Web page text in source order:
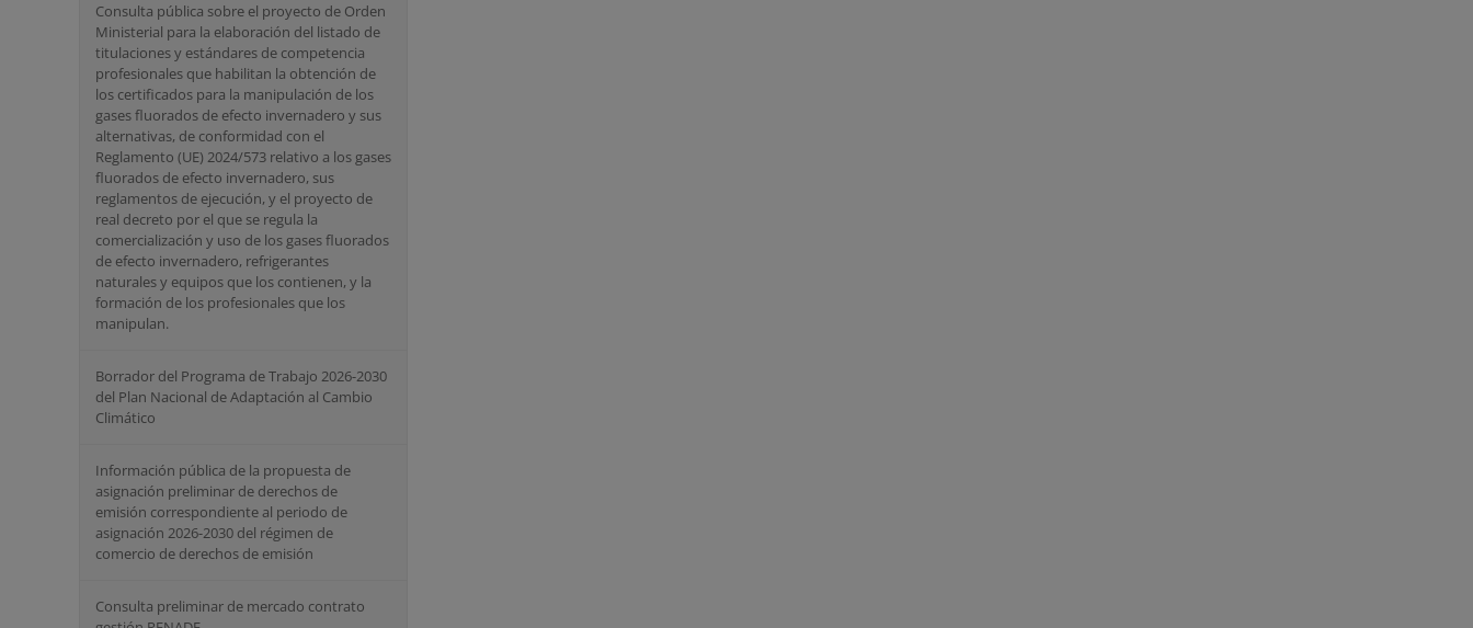
Consulta pública sobre el proyecto de Orden
Ministerial para la elaboración del listado de
titulaciones y estándares de competencia
profesionales que habilitan la obtención de
los certificados para la manipulación de los
gases fluorados de efecto invernadero y sus
alternativas, de conformidad con el
Reglamento (UE) 2024/573 relativo a los gases
fluorados de efecto invernadero, sus
reglamentos de ejecución, y el proyecto de
real decreto por el que se regula la
comercialización y uso de los gases fluorados
de efecto invernadero, refrigerantes
naturales y equipos que los contienen, y la
formación de los profesionales que los
manipulan.
Borrador del Programa de Trabajo 2026-2030
del Plan Nacional de Adaptación al Cambio
Climático
Información pública de la propuesta de
asignación preliminar de derechos de
emisión correspondiente al periodo de
asignación 2026-2030 del régimen de
comercio de derechos de emisión
Consulta preliminar de mercado contrato